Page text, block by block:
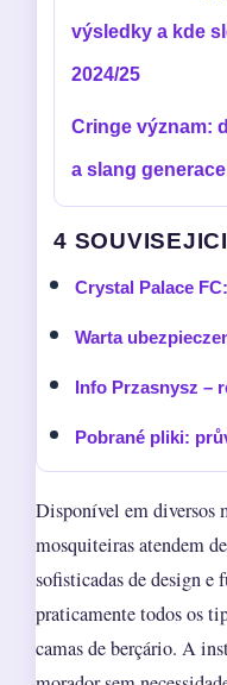
výsledky a kde
2024/25
Cringe význam:
a slang
4
Crystal Palace
Warta
Info Przasnysz –
Pobrané pliki:
Disponível em diversos
mosquiteiras atendem
sofisticadas de design e
praticamente todos os
camas de berçário. A